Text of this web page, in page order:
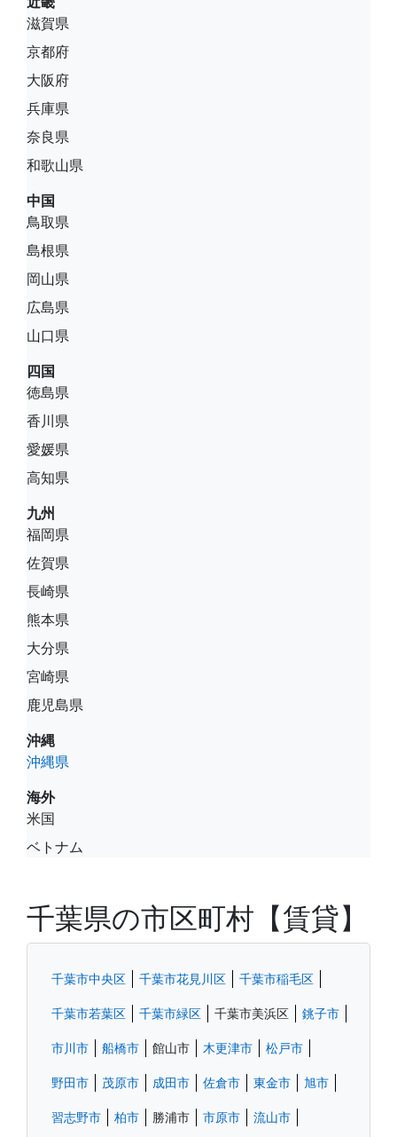
滋賀県
京都府
大阪府
兵庫県
奈良県
和歌山県
中国
鳥取県
島根県
岡山県
広島県
山口県
四国
徳島県
香川県
愛媛県
高知県
九州
福岡県
佐賀県
長崎県
熊本県
大分県
宮崎県
鹿児島県
沖縄
沖縄県
海外
米国
ベトナム
千葉県の市区町村【賃貸】
千葉市中央区 千葉市花見川区 千葉市稲毛区
千葉市若葉区 千葉市緑区 千葉市美浜区 銚子市
市川市 船橋市 館山市 木更津市 松戸市
野田市 茂原市 成田市 佐倉市 東金市 旭市
習志野市 柏市 勝浦市 市原市 流山市